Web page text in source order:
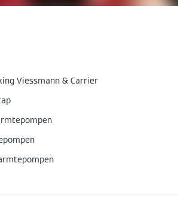
Viessmann & Carrier